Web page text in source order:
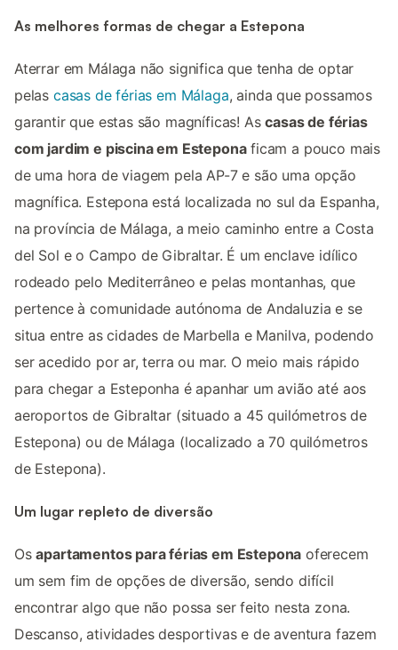
As melhores formas de chegar a Estepona
Aterrar em Málaga não significa que tenha de optar
pelas casas de férias em Málaga, ainda que possamos
garantir que estas são magníficas! Ascasas de férias
com jardim e piscina em Esteponaficam a pouco mais
de uma hora de viagem pela AP-7 e são uma opção
magnífica. Estepona está localizada no sul da Espanha,
na província de Málaga, a meio caminho entre a Costa
del Sol e o Campo de Gibraltar. É um enclave idílico
rodeado pelo Mediterrâneo e pelas montanhas, que
pertence à comunidade autónoma de Andaluzia e se
situa entre as cidades de Marbella e Manilva, podendo
ser acedido por ar, terra ou mar. O meio mais rápido
para chegar a Esteponha é apanhar um avião até aos
aeroportos de Gibraltar (situado a 45 quilómetros de
Estepona) ou de Málaga (localizado a 70 quilómetros
de Estepona).
Um lugar repleto de diversão
Osapartamentos para férias em Estepona oferecem
um sem fim de opções de diversão, sendo difícil
encontrar algo que não possa ser feito nesta zona.
Descanso, atividades desportivas e de aventura fazem